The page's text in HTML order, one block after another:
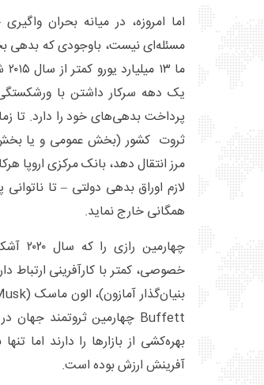
اما امروزه، در میانه بحران
یک دهه سرکار داشتن با
پرداخت بدهی‌های خود را دارد. تا
ثروت کشور (بخش عمومی و یا
مرز انتقال دهد، بانک مرکزی اروپا
لازم اوراق بدهی دولتی – تا
همگانی خارج نماید.
بهره‌کشی از بازارها را دارند اما
آفرینش ارزش بوده است.